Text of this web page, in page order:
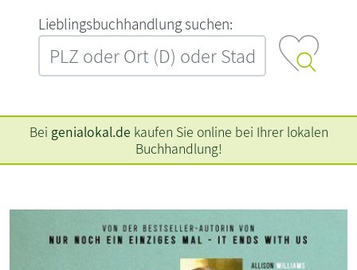
L‍i‍e‍b‍l‍i‍n‍g‍s‍b‍u‍c‍h‍h‍a‍n‍d‍l‍u‍n‍g‍ ‍s‍u‍c‍h‍e‍n‍:‍
Bei genialokal.de kaufen Sie online bei Ihrer lokalen
Buchhandlung!